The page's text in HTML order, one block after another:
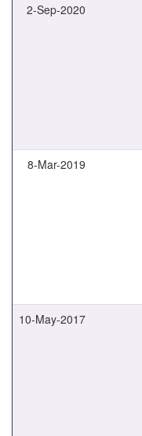
2-Sep-2020
8-Mar-2019
10-May-2017